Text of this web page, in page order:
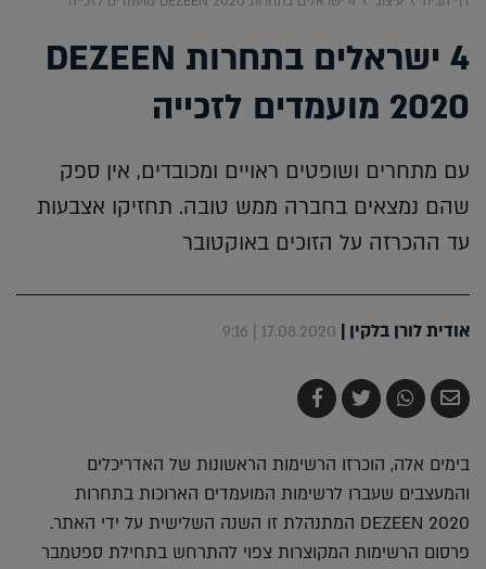
4 ישראלים בתחרות DEZEEN
2020 מועמדים לזכייה
עם מתחרים ושופטים ראויים ומכובדים, אין ספק
שהם נמצאים בחברה ממש טובה. תחזיקו אצבעות
עד ההכרזה על הזוכים באוקטובר
אודית לורן בלקין |
17.08.2020 | 9:16
שלח
בדואר
שתף
ב-
צייץ
ב-
שתף
ב-
בימים אלה, הוכרזו הרשימות הראשונות של האדריכלים
והמעצבים שעברו לרשימות המועמדים הארוכות בתחרות
DEZEEN 2020 המתנהלת זו השנה השלישית על ידי האתר.
פרסום הרשימות המקוצרות צפוי להתרחש בתחילת ספטמבר